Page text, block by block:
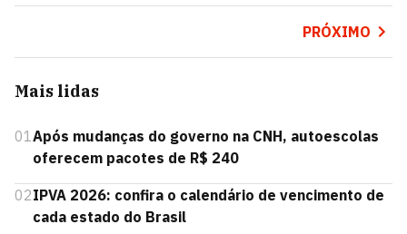
PRÓXIMO
Mais lidas
01Após mudanças do governo na CNH, autoescolas
oferecem pacotes de R$ 240
02IPVA 2026: confira o calendário de vencimento de
cada estado do Brasil